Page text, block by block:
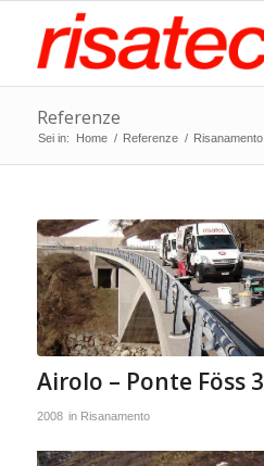
Referenze
Sei in: Home / Referenze / Risanamento
Airolo – Ponte Föss 3
2008 in Risanamento